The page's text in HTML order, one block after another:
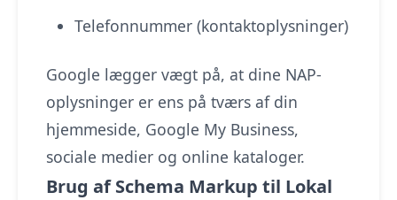
Telefonnummer (kontaktoplysninger)
Google lægger vægt på, at dine NAP-
oplysninger er ens på tværs af din
hjemmeside, Google My Business,
sociale medier og online kataloger.
Brug af Schema Markup til Lokal